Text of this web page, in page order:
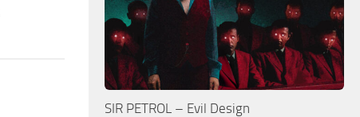
SIR PETROL – Evil Design